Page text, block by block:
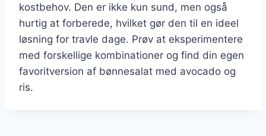
kostbehov. Den er ikke kun sund, men også
hurtig at forberede, hvilket gør den til en ideel
løsning for travle dage. Prøv at eksperimentere
med forskellige kombinationer og find din egen
favoritversion af bønnesalat med avocado og
ris.